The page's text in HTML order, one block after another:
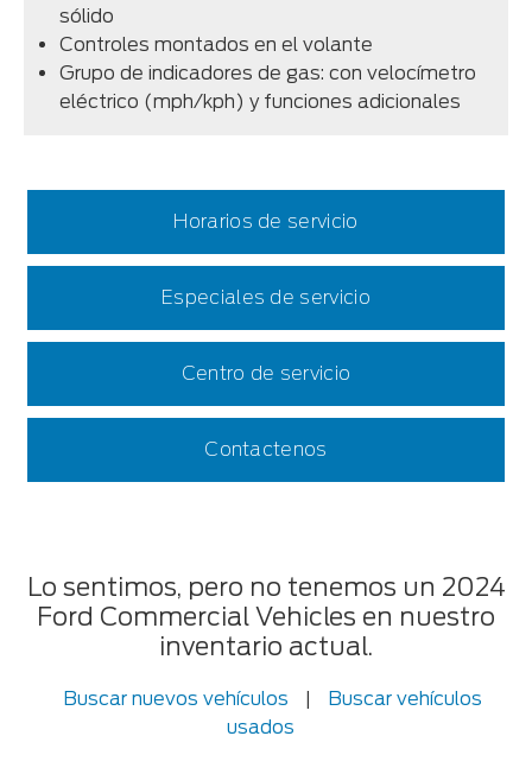
sólido
Controles montados en el volante
Grupo de indicadores de gas: con velocímetro
eléctrico (mph/kph) y funciones adicionales
Horarios de servicio
Especiales de servicio
Centro de servicio
Contactenos
Lo sentimos, pero no tenemos un 2024
Ford Commercial Vehicles en nuestro
inventario actual.
Buscar nuevos vehículos |
Buscar vehículos
usados